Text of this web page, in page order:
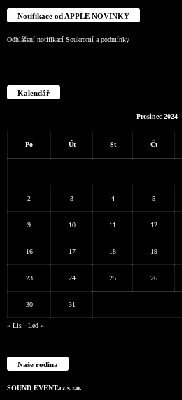
Notifikace od APPLE NOVINKY
Odhlášení notifikací Soukromí a podmínky
Kalendář
Prosinec 2024
Po Út St Čt
2 3 4 5
9 10 11 12
16 17 18 19
23 24 25 26
30 31
« Lis Led »
Naše rodina
SOUND EVENT.cz s.r.o.